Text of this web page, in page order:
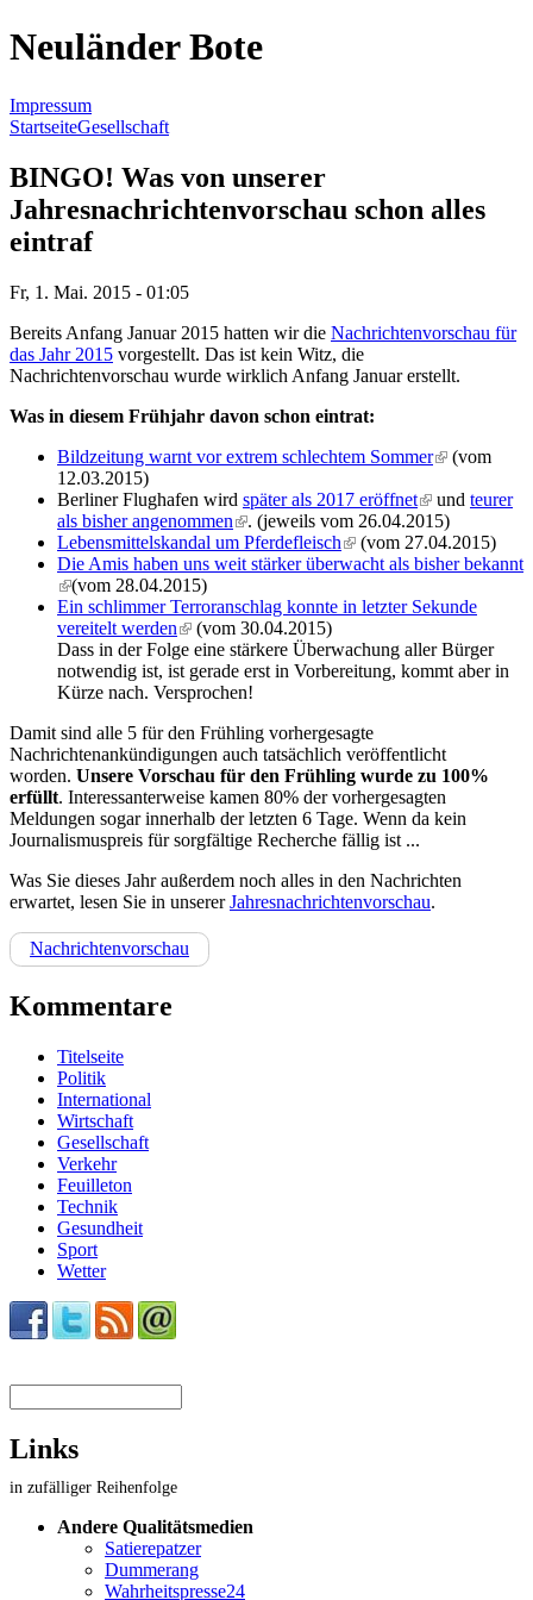
Neuländer Bote
Impressum
StartseiteGesellschaft
BINGO! Was von unserer
Jahresnachrichtenvorschau schon alles
eintraf
Fr, 1. Mai. 2015 - 01:05
Bereits Anfang Januar 2015 hatten wir die Nachrichtenvorschau für
das Jahr 2015 vorgestellt. Das ist kein Witz, die
Nachrichtenvorschau wurde wirklich Anfang Januar erstellt.
Was in diesem Frühjahr davon schon eintrat:
Bildzeitung warnt vor extrem schlechtem Sommer(link is
(vom
12.03.2015)
Berliner Flughafen wird später als 2017 eröffnet(link is
external)
und teurer
als bisher angenommen(link is external)
. (jeweils vom 26.04.2015)
Lebensmittelskandal um Pferdefleisch(link is external)
(vom 27.04.2015)
Die Amis haben uns weit stärker überwacht als bisher bekannt
(link is external)
(vom 28.04.2015)
Ein schlimmer Terroranschlag konnte in letzter Sekunde
vereitelt werden(link is external)
(vom 30.04.2015)
Dass in der Folge eine stärkere Überwachung aller Bürger
notwendig ist, ist gerade erst in Vorbereitung, kommt aber in
Kürze nach. Versprochen!
Damit sind alle 5 für den Frühling vorhergesagte
Nachrichtenankündigungen auch tatsächlich veröffentlicht
worden. Unsere Vorschau für den Frühling wurde zu 100%
erfüllt. Interessanterweise kamen 80% der vorhergesagten
Meldungen sogar innerhalb der letzten 6 Tage. Wenn da kein
Journalismuspreis für sorgfältige Recherche fällig ist ...
Was Sie dieses Jahr außerdem noch alles in den Nachrichten
erwartet, lesen Sie in unsererJahresnachrichtenvorschau.
Nachrichtenvorschau
Kommentare
Titelseite
Politik
International
Wirtschaft
Gesellschaft
Verkehr
Feuilleton
Technik
Gesundheit
Sport
Wetter
Suchformular
Links
in zufälliger Reihenfolge
Andere Qualitätsmedien
Satierepatzer
Dummerang
Wahrheitspresse24